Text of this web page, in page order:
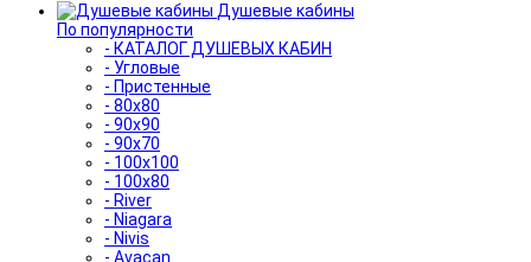
Душевые кабины
По популярности
- КАТАЛОГ ДУШЕВЫХ КАБИН
- Угловые
- Пристенные
- 80x80
- 90x90
- 90x70
- 100x100
- 100x80
- River
- Niagara
- Nivis
- Avacan